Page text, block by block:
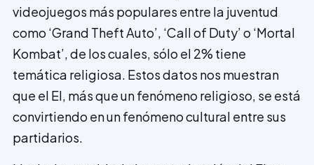
videojuegos más populares entre la juventud
como ‘Grand Theft Auto’, ‘Call of Duty’ o ‘Mortal
Kombat’, de los cuales, sólo el 2% tiene
temática religiosa. Estos datos nos muestran
que el EI, más que un fenómeno religioso, se está
convirtiendo en un fenómeno cultural entre sus
partidarios.